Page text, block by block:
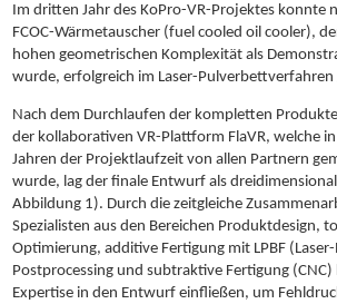
Im dritten Jahr des KoPro-VR-Projektes konnte
FCOC-Wärmetauscher (fuel cooled oil cooler),
hohen geometrischen Komplexität als
wurde, erfolgreich im Laser-
Nach dem Durchlaufen der kompletten
der kollaborativen VR-Plattform FlaVR, welche
Jahren der Projektlaufzeit von allen Partnern
wurde, lag der finale Entwurf als
Abbildung 1). Durch die zeitgleiche
Spezialisten aus den Bereichen Produktdesign,
Optimierung, additive Fertigung mit LPBF
Postprocessing und subtraktive Fertigung
Expertise in den Entwurf einfließen, um